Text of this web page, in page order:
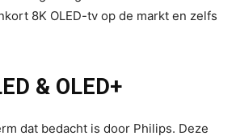
8K OLED-tv op de markt en zelfs
& OLED+
dat bedacht is door Philips. Deze